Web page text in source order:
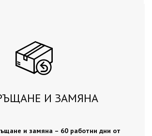
И ЗАМЯНА
и замяна – 60 работни дни от